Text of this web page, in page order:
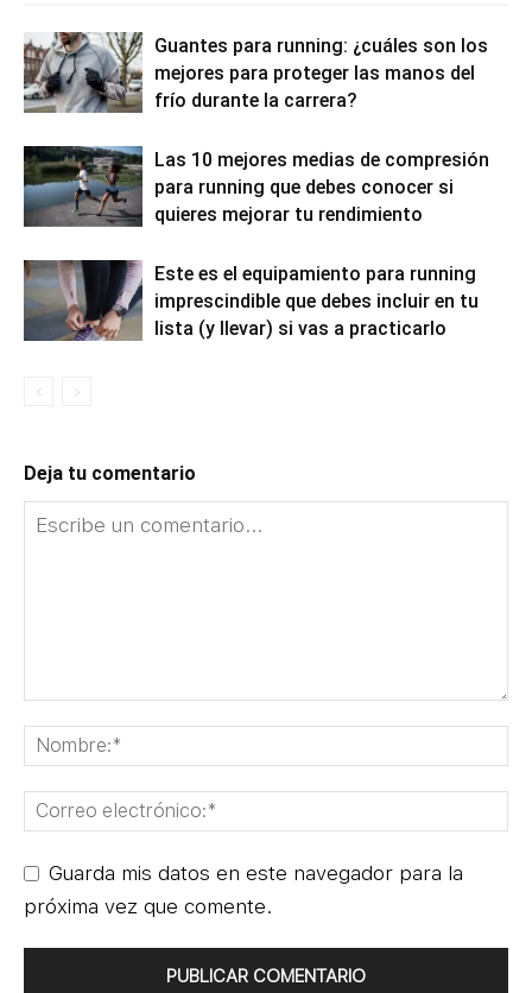
Guantes para running: ¿cuáles son los
mejores para proteger las manos del
frío durante la carrera?
Las 10 mejores medias de compresión
para running que debes conocer si
quieres mejorar tu rendimiento
Este es el equipamiento para running
imprescindible que debes incluir en tu
lista (y llevar) si vas a practicarlo
Deja tu comentario
Guarda mis datos en este navegador para la
próxima vez que comente.